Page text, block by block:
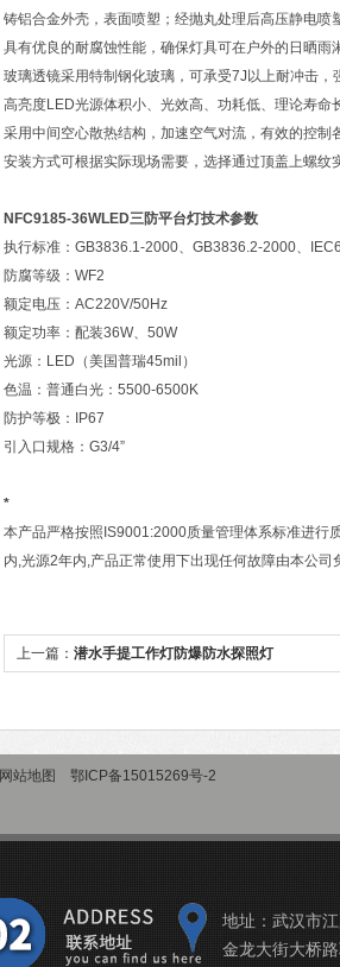
铸铝合金外壳，表面喷塑；经抛丸处理后高压静电喷
具有优良的耐腐蚀性能，确保灯具可在户外的日晒雨
玻璃透镜采用特制钢化玻璃，可承受7J以上耐冲击，
高亮度LED光源体积小、光效高、功耗低、理论寿命
采用中间空心散热结构，加速空气对流，有效的控制
安装方式可根据实际现场需要，选择通过顶盖上螺纹
NFC9185-36WLED三防平台灯技术参数
执行标准：GB3836.1-2000、GB3836.2-2000、
防腐等级：WF2
额定电压：AC220V/50Hz
额定功率：配装36W、50W
光源：LED（美国普瑞45mil）
色温：普通白光：5500-6500K
防护等极：IP67
引入口规格：G3/4”
*
本产品严格按照IS9001:2000质量管理体系标准进行
内,光源2年内,产品正常使用下出现任何故障由本公司
上一篇： 潜水手提工作灯防爆防水探照灯
网站地图 鄂ICP备15015269号-2
地址：武汉市
金龙大街大桥